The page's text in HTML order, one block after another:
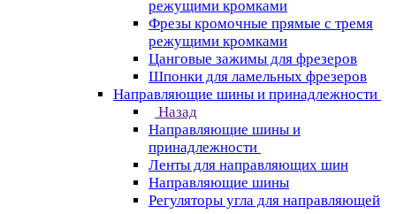
режущими кромками
Фрезы кромочные прямые с тремя
режущими кромками
Цанговые зажимы для фрезеров
Шпонки для ламельных фрезеров
Направляющие шины и принадлежности
Назад
Направляющие шины и
принадлежности
Ленты для направляющих шин
Направляющие шины
Регуляторы угла для направляющей